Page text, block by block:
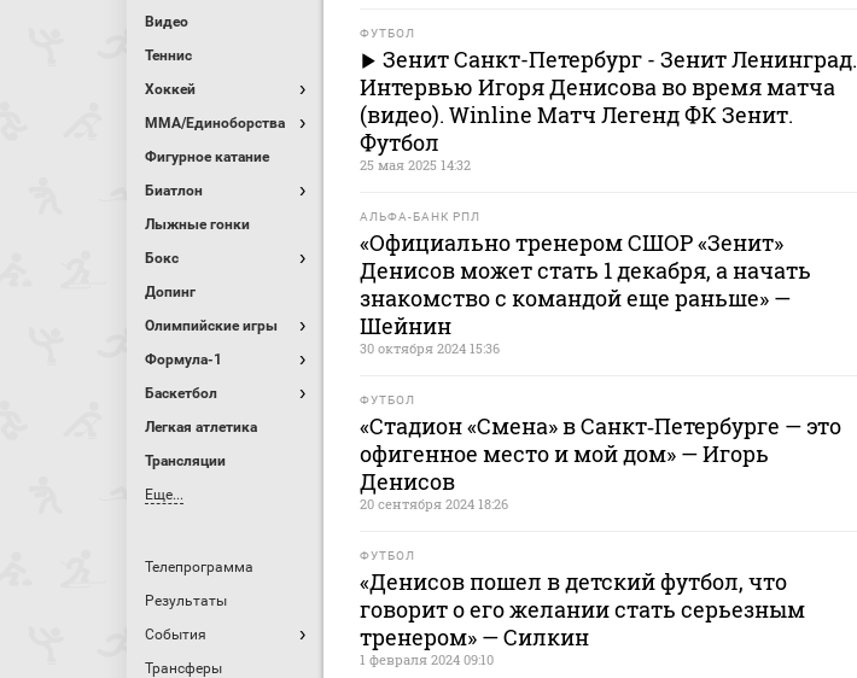
Видео
Теннис
Хоккей
MMA/Единоборства
Фигурное катание
Биатлон
Лыжные гонки
Бокс
Допинг
Олимпийские игры
Формула-1
Баскетбол
Легкая атлетика
Трансляции
Еще...
Телепрограмма
Результаты
События
Трансферы
ФУТБОЛ
Зенит Санкт-Петербург - Зенит Ленинград.
Интервью Игоря Денисова во время матча
(видео). Winline Матч Легенд ФК Зенит.
Футбол
25 мая 2025 14:32
АЛЬФА-БАНК РПЛ
«Официально тренером СШОР «Зенит»
Денисов может стать 1 декабря, а начать
знакомство с командой еще раньше» —
Шейнин
30 октября 2024 15:36
ФУТБОЛ
«Стадион «Смена» в Санкт‑Петербурге — это
офигенное место и мой дом» — Игорь
Денисов
20 сентября 2024 18:26
ФУТБОЛ
«Денисов пошел в детский футбол, что
говорит о его желании стать серьезным
тренером» — Силкин
1 февраля 2024 09:10